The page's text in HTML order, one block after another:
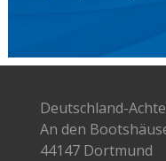
Deutschland-
An den
44147 Dortmund